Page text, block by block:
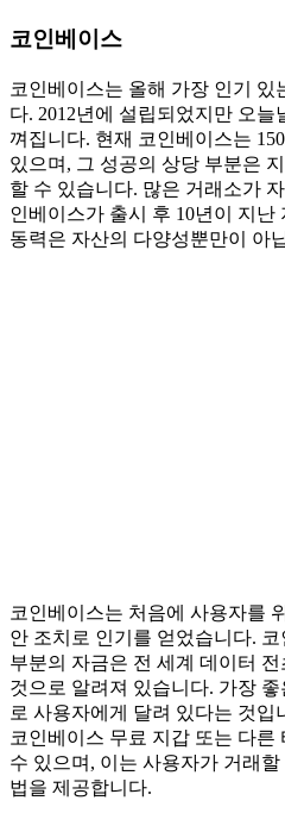
코인베이스
코인베이스는 올해 가장 인기 있
다. 2012년에 설립되었지만 오
껴집니다. 현재 코인베이스는
있으며, 그 성공의 상당 부분은
할 수 있습니다. 많은 거래소가
인베이스가 출시 후 10년이 지난
동력은 자산의 다양성뿐만이 아
코인베이스는 처음에 사용자를
안 조치로 인기를 얻었습니다.
부분의 자금은 전 세계 데이터
것으로 알려져 있습니다. 가장
로 사용자에게 달려 있다는 것
코인베이스 무료 지갑 또는 다른
수 있으며, 이는 사용자가 거래
법을 제공합니다.